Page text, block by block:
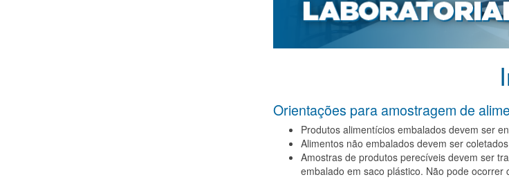
Orientações para amostragem de
Produtos alimentícios embalados devem ser
Alimentos não embalados devem ser
Amostras de produtos perecíveis devem ser
embalado em saco plástico. Não pode